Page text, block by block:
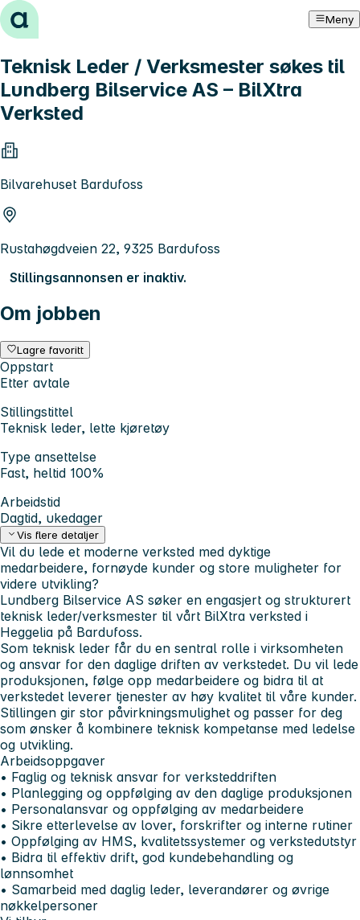
Hopp til innhold Meny
Teknisk Leder / Verksmester søkes til
Lundberg Bilservice AS – BilXtra
Verksted
Bilvarehuset Bardufoss
Rustahøgdveien 22, 9325 Bardufoss
Stillingsannonsen er inaktiv.
Om jobben
Lagre favoritt
Oppstart
Etter avtale
Stillingstittel
Teknisk leder, lette kjøretøy
Type ansettelse
Fast, heltid 100%
Arbeidstid
Dagtid, ukedager
Vis flere detaljer
Vil du lede et moderne verksted med dyktige
medarbeidere, fornøyde kunder og store muligheter for
videre utvikling?
Lundberg Bilservice AS søker en engasjert og strukturert
teknisk leder/verksmester til vårt BilXtra verksted i
Heggelia på Bardufoss.
Som teknisk leder får du en sentral rolle i virksomheten
og ansvar for den daglige driften av verkstedet. Du vil lede
produksjonen, følge opp medarbeidere og bidra til at
verkstedet leverer tjenester av høy kvalitet til våre kunder.
Stillingen gir stor påvirkningsmulighet og passer for deg
som ønsker å kombinere teknisk kompetanse med ledelse
og utvikling.
Arbeidsoppgaver
• Faglig og teknisk ansvar for verksteddriften
• Planlegging og oppfølging av den daglige produksjonen
• Personalansvar og oppfølging av medarbeidere
• Sikre etterlevelse av lover, forskrifter og interne rutiner
• Oppfølging av HMS, kvalitetssystemer og verkstedutstyr
• Bidra til effektiv drift, god kundebehandling og
lønnsomhet
• Samarbeid med daglig leder, leverandører og øvrige
nøkkelpersoner